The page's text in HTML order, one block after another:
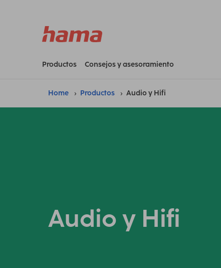
Productos Consejos y asesoramiento
Home Productos Audio y Hifi
Audio y Hifi